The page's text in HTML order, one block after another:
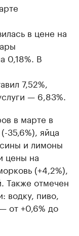
в цене на
0,18%. В
7,52%,
— 6,83%.
в марте в
35,6%), яйца
и лимоны
цены на
(+4,2%),
Также отмечен
водку, пиво,
от +0,6% до